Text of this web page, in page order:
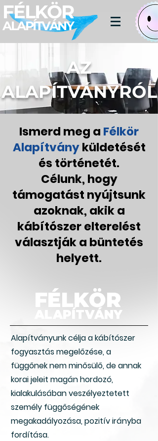
FÉLKÖR
ALAPÍTVÁNY
AZ
ALAPÍTVÁNYRÓL
Ismerd meg a Félkör
Alapítványküldetését
és történetét.
Célunk, hogy
támogatást nyújtsunk
azoknak, akik a
kábítószer elterelést
választják a büntetés
helyett.
FÉLKÖR
ALAPÍTVÁNY
Alapítványunk célja a kábítószer
fogyasztás megelőzése, a
függőnek nem minősülő, de annak
korai jeleit magán hordozó,
kialakulásában veszélyeztetett
személy függőségének
megakadályozása, pozitív irányba
fordítása.